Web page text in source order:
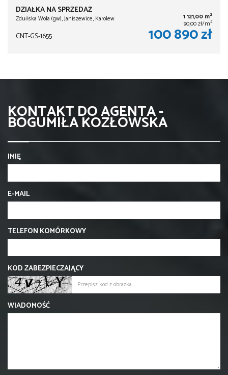
DZIAŁKA NA SPRZEDAŻ
Zduńska Wola (gw), Janiszewice, Karolew 1 121,00 m2
90,00 zł/m2
CNT-GS-1655 100 890 zł
KONTAKT DO AGENTA -
BOGUMIŁA KOZŁOWSKA
IMIĘ
E-MAIL
TELEFON KOMÓRKOWY
KOD ZABEZPIECZAJĄCY
WIADOMOŚĆ